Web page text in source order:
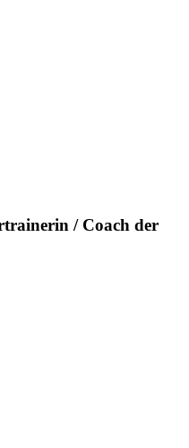
/ Coach der